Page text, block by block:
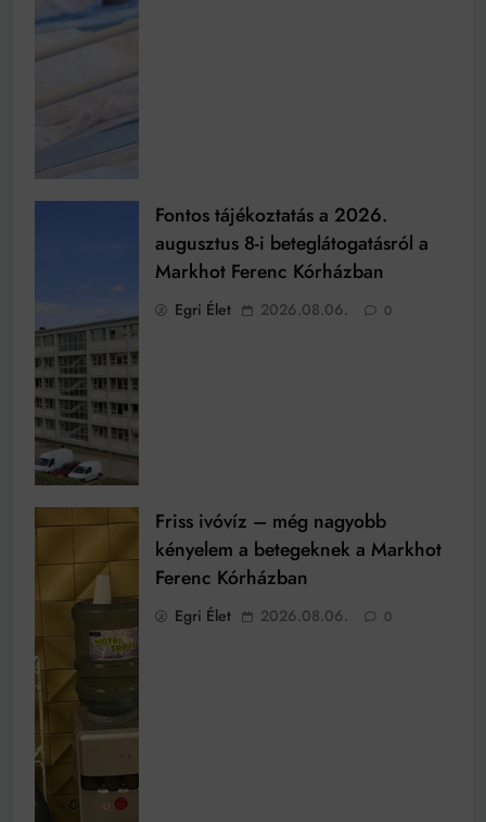
Fontos tájékoztatás a 2026.
augusztus 8-i beteglátogatásról a
Markhot Ferenc Kórházban
Egri Élet 2026.08.06. 0
Friss ivóvíz – még nagyobb
kényelem a betegeknek a Markhot
Ferenc Kórházban
Egri Élet 2026.08.06. 0